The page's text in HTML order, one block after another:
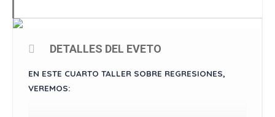
DETALLES DEL EVETO
EN ESTE CUARTO TALLER SOBRE REGRESIONES,
VEREMOS: